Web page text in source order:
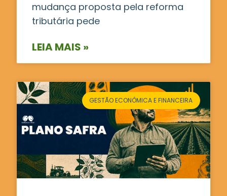
mudança proposta pela reforma
tributária pede
LEIA MAIS »
GESTÃO ECONÔMICA E FINANCEIRA